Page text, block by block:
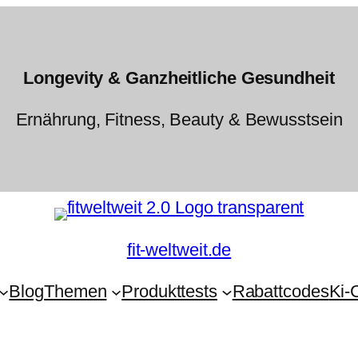
Longevity & Ganzheitliche Gesundheit
Ernährung, Fitness, Beauty & Bewusstsein
fit-weltweit.de
BlogThemen Produkttests RabattcodesKi-